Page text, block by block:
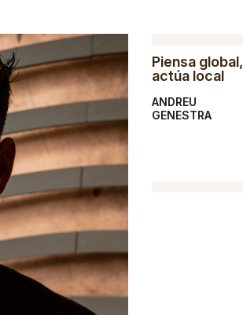
Piensa global,
actúa local
ANDREU
GENESTRA